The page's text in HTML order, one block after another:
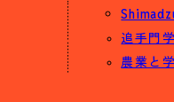
追手門
農業と